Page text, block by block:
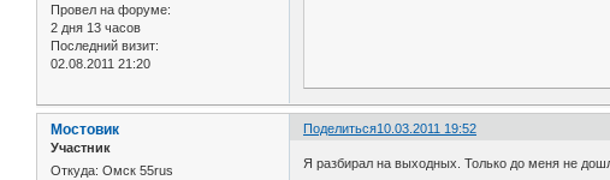
Провел на форуме:
2 дня 13 часов
Последний визит:
02.08.2011 21:20
Поделиться10.03.2011 19:52
Мостовик
Участник
Откуда: Омск 55rus
Я разбирал на выходных. Только до меня не